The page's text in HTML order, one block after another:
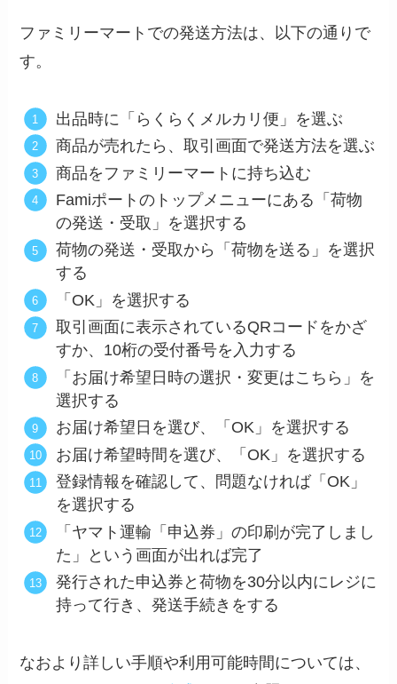
ファミリーマートでの発送方法は、以下の通りで
す。
出品時に「らくらくメルカリ便」を選ぶ
商品が売れたら、取引画面で発送方法を選ぶ
商品をファミリーマートに持ち込む
Famiポートのトップメニューにある「荷物
の発送・受取」を選択する
荷物の発送・受取から「荷物を送る」を選択
する
「OK」を選択する
取引画面に表示されているQRコードをかざ
すか、10桁の受付番号を入力する
「お届け希望日時の選択・変更はこちら」を
選択する
お届け希望日を選び、「OK」を選択する
お届け希望時間を選び、「OK」を選択する
登録情報を確認して、問題なければ「OK」
を選択する
「ヤマト運輸「申込券」の印刷が完了しまし
た」という画面が出れば完了
発行された申込券と荷物を30分以内にレジに
持って行き、発送手続きをする
なおより詳しい手順や利用可能時間については、